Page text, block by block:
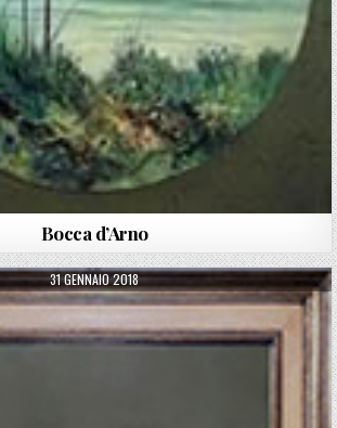
Bocca d’Arno
PUBLISHED DATE:
31 GENNAIO 2018